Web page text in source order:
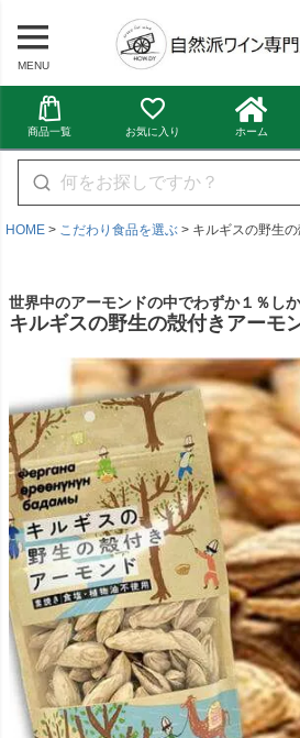
MENU
商品一覧 お気に入り ホーム
HOME こだわり食品を選ぶ キルギスの野生
世界中のアーモンドの中でわずか１％し
キルギスの野生の殻付きアーモ